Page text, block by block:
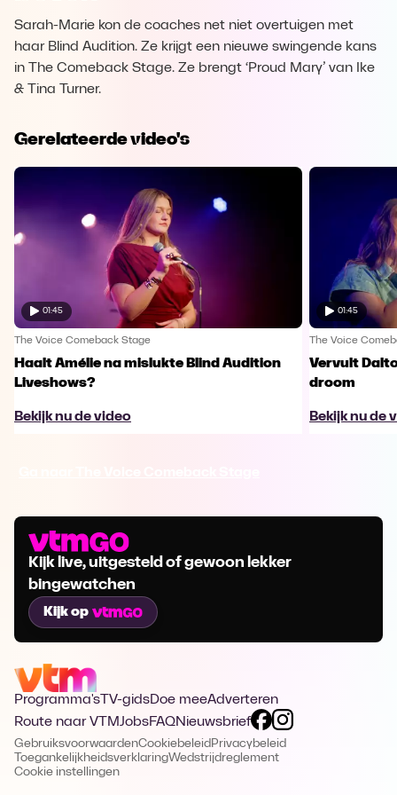
Sarah-Marie kon de coaches net niet overtuigen met
haar Blind Audition. Ze krijgt een nieuwe swingende kans
in The Comeback Stage. Ze brengt ‘Proud Mary’ van Ike
& Tina Turner.
Gerelateerde video's
01:45
The Voice Comeback Stage
Haalt Amélie na mislukte Blind Audition
Liveshows?
Bekijk nu de video
01:45
The Voice
Vervult
droom
Bekijk nu de
Kijk live, uitgesteld of gewoon lekker
bingewatchen
Kijk op
Programma's TV-gidsDoe meeAdverteren
Route naar VTMJobsFAQNieuwsbrief
GebruiksvoorwaardenCookiebeleid Privacybeleid
ToegankelijkheidsverklaringWedstrijdreglement
Cookie instellingen